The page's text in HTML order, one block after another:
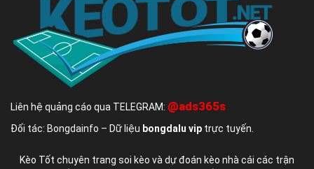
Liên hệ quảng cáo qua TELEGRAM: @ads365s
Đối tác: Bongdainfo – Dữ liệu bongdalu vip trực tuyến.
Kèo Tốt chuyên trang soi kèo và dự đoán kèo nhà cái các trận